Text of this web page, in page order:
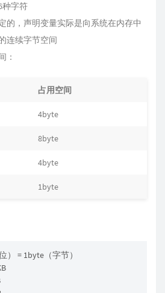
种字符
的，声明变量实际是向系统在内存中
连续字节空间
：
占用空间
4byte
8byte
4byte
1byte
） = 1byte（字节）